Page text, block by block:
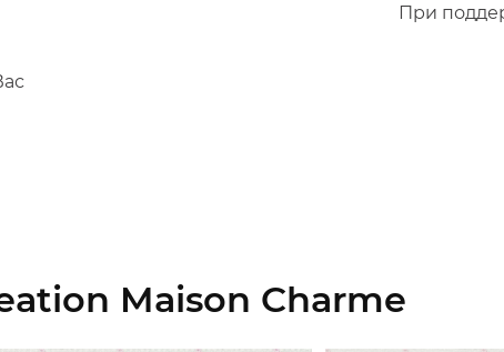
При
Maison Charme